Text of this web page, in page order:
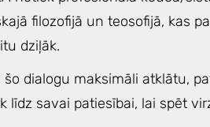
filozofijā un teosofijā, kas
dziļāk.
šo dialogu maksimāli atklātu,
līdz savai patiesībai, lai spēt